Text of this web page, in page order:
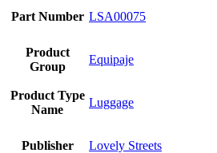
Part Number LSA00075
Product
Group
Equipaje
Product Type
Name
Luggage
Publisher Lovely Streets